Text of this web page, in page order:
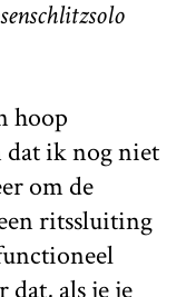
hoop
dat ik nog niet
om de
ritssluiting
als je je